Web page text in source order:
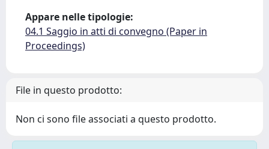
Appare nelle tipologie:
04.1 Saggio in atti di convegno (Paper in
Proceedings)
File in questo prodotto:
Non ci sono file associati a questo prodotto.